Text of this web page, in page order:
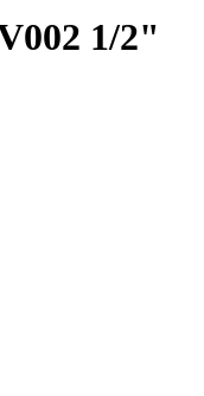
1/2"